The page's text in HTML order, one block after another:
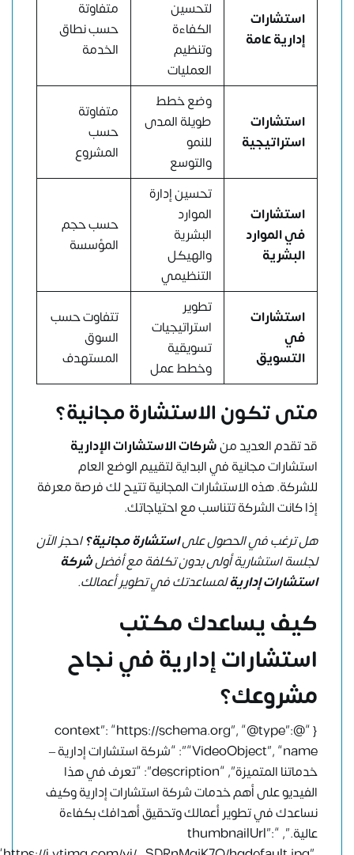
استشارات
إدارية عامة
لتحسين
الكفاءة
وتنظيم
العمليات
متفاوتة
حسب نطاق
الخدمة
استشارات
استراتيجية
وضع خطط
طويلة المدى
للنمو
والتوسع
متفاوتة
حسب
المشروع
استشارات
في الموارد
البشرية
تحسين إدارة
الموارد
البشرية
والهيكل
التنظيمي
حسب حجم
المؤسسة
استشارات
في
التسويق
تطوير
استراتيجيات
تسويقية
وخطط عمل
تتفاوت حسب
السوق
المستهدف
متى تكون الاستشارة مجانية؟
قد تقدم العديد منشركات الاستشارات الإدارية
استشارات مجانية في البداية لتقييم الوضع العام
للشركة. هذه الاستشارات المجانية تتيح لك فرصة معرفة
إذا كانت الشركة تتناسب مع احتياجاتك.
هل ترغب في الحصول على استشارة مجانية؟احجز الآن
لجلسة استشارية أولى بدون تكلفة مع أفضلشركة
استشارات إداريةلمساعدتك في تطوير أعمالك.
كيف يساعدكمكتب
استشارات إداريةفي نجاح
مشروعك؟
{ “@context”: “https://schema.org”, “@type”:
“VideoObject”, “name”: “شركة استشارات إدارية –
خدماتنا المتميزة”, “description”: “تعرف في هذا
الفيديو على أهم خدمات شركة استشارات إدارية وكيف
نساعدك في تطوير أعمالك وتحقيق أهدافك بكفاءة
عالية.”, “thumbnailUrl”: